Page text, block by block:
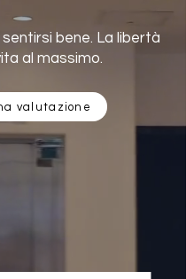
sentirsi bene. La libertà
al massimo.
valutazione